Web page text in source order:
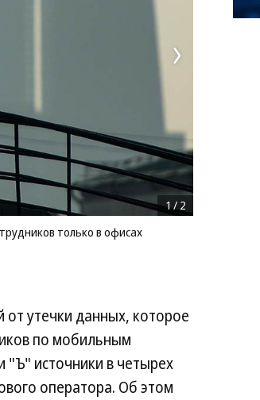
только в офисах
1/ 2
утечки данных, которое
по мобильным
"Ъ" источники в четырех
оператора. Об этом